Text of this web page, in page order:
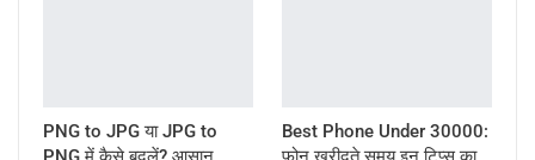
PNG to JPG या JPG to
Best Phone Under 30000: